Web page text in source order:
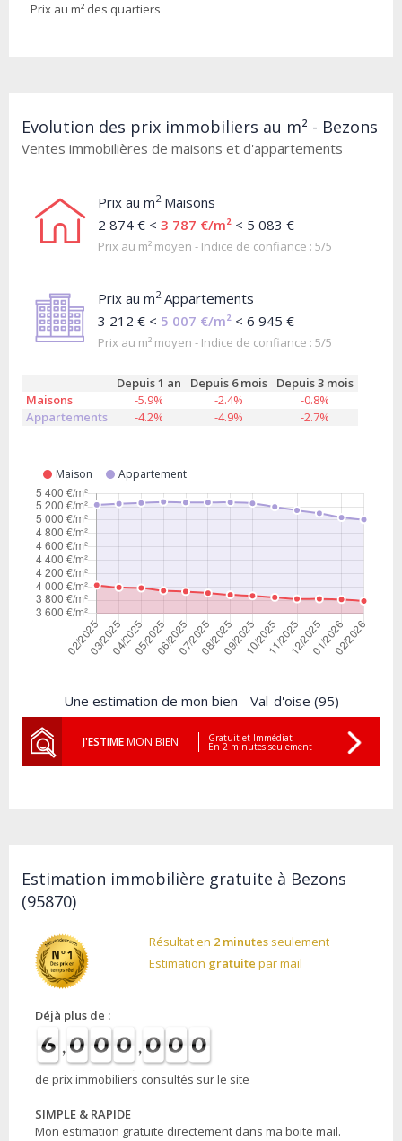
Prix au m² des quartiers
Evolution des prix immobiliers au m² - Bezons
Ventes immobilières de maisons et d'appartements
Prix au m2Maisons
2 874 € < 3 787 €/m² < 5 083 €
Prix au m² moyen - Indice de confiance : 5/5
Prix au m2Appartements
3 212 € < 5 007 €/m² < 6 945 €
Prix au m² moyen - Indice de confiance : 5/5
Depuis 1 an Depuis 6 mois
Depuis 3 mois
Maisons
-5.9% -2.4%
-0.8%
Appartements
-4.2% -4.9% -2.7%
Maison Appartement
Une estimation de mon bien - Val-d'oise (95)
J'ESTIMEMON BIEN Gratuit et Immédiat
En 2 minutes seulement
Estimation immobilière gratuite à Bezons
(95870)
Résultat en 2 minutesseulement
Estimation gratuite par mail
Déjà plus de :
de prix immobiliers consultés sur le site
SIMPLE & RAPIDE
Mon estimation gratuite directement dans ma boite mail.